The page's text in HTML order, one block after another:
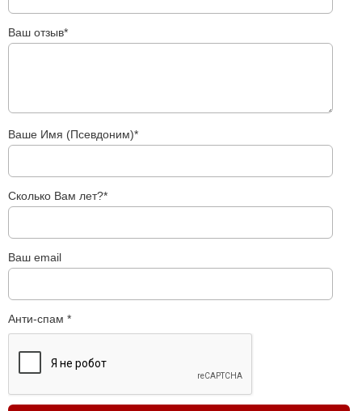
причины
(бесплатно)
Ваш отзыв*
Ваше Имя (Псевдоним)*
Сколько Вам лет?*
Ваш email
Анти-спам *